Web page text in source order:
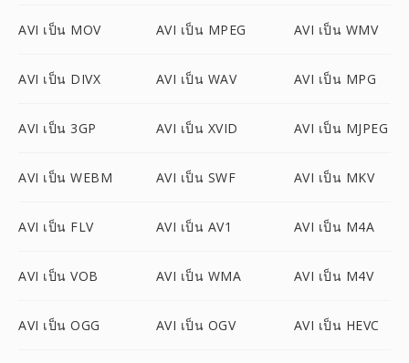
AVI เป็น MOV AVI เป็น MPEG AVI เป็น WMV
AVI เป็น DIVX AVI เป็น WAV AVI เป็น MPG
AVI เป็น 3GP AVI เป็น XVID AVI เป็น MJPEG
AVI เป็น WEBM AVI เป็น SWF AVI เป็น MKV
AVI เป็น FLV AVI เป็น AV1 AVI เป็น M4A
AVI เป็น VOB AVI เป็น WMA AVI เป็น M4V
AVI เป็น OGG AVI เป็น OGV AVI เป็น HEVC